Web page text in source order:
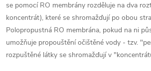
se pomocí RO membrány rozděluje na dva
koncentrát), které se shromažďují po obou
Polopropustná RO membrána, pokud na ni
umožňuje propouštění očištěné vody - tzv.
rozpuštěné látky se shromažďují v